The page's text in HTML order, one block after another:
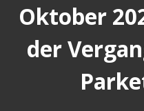
Oktober
der